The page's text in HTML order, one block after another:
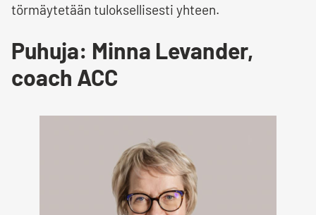
törmäytetään tuloksellisesti yhteen.
Puhuja: Minna Levander,
coach ACC